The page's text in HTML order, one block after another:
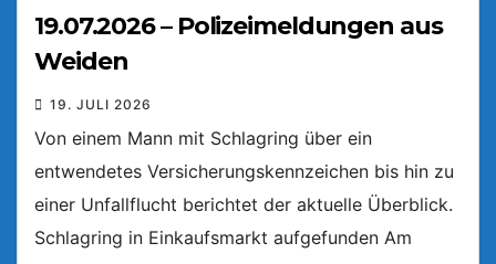
19.07.2026 – Polizeimeldungen aus
Weiden
19. JULI 2026
Von einem Mann mit Schlagring über ein
entwendetes Versicherungskennzeichen bis hin zu
einer Unfallflucht berichtet der aktuelle Überblick.
Schlagring in Einkaufsmarkt aufgefunden Am